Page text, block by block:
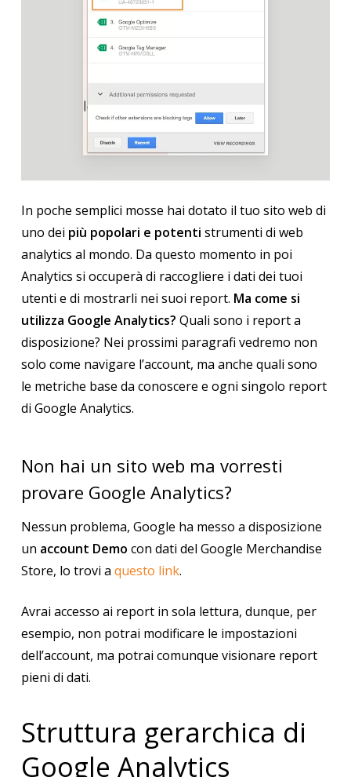
In poche semplici mosse hai dotato il tuo sito web di
uno dei più popolari e potenti strumenti di web
analytics al mondo. Da questo momento in poi
Analytics si occuperà di raccogliere i dati dei tuoi
utenti e di mostrarli nei suoi report. Ma come si
utilizza Google Analytics? Quali sono i report a
disposizione? Nei prossimi paragrafi vedremo non
solo come navigare l’account, ma anche quali sono
le metriche base da conoscere e ogni singolo report
di Google Analytics.
Non hai un sito web ma vorresti
provare Google Analytics?
Nessun problema, Google ha messo a disposizione
un account Demo con dati del Google Merchandise
Store, lo trovi a questo link.
Avrai accesso ai report in sola lettura, dunque, per
esempio, non potrai modificare le impostazioni
dell’account, ma potrai comunque visionare report
pieni di dati.
Struttura gerarchica di
Google Analytics